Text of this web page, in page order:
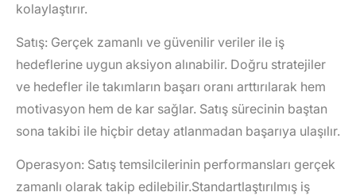
kolaylaştırır.
Satış: Gerçek zamanlı ve güvenilir veriler ile iş
hedeflerine uygun aksiyon alınabilir. Doğru stratejiler
ve hedefler ile takımların başarı oranı arttırılarak hem
motivasyon hem de kar sağlar. Satış sürecinin baştan
sona takibi ile hiçbir detay atlanmadan başarıya ulaşılır.
Operasyon: Satış temsilcilerinin performansları gerçek
zamanlı olarak takip edilebilir.Standartlaştırılmış iş